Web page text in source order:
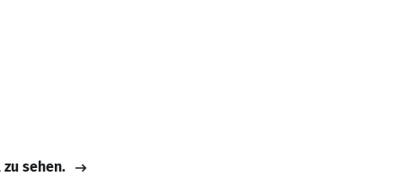
sehen.